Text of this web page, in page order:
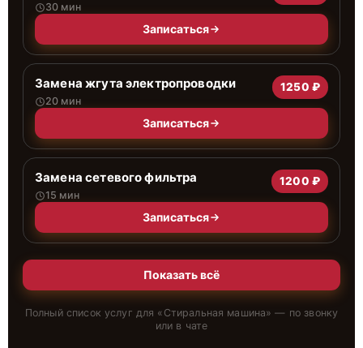
30 мин
Записаться
Замена жгута электропроводки
20 мин
1250 ₽
Записаться
Замена сетевого фильтра
15 мин
1200 ₽
Записаться
Показать всё
Полный список услуг для « Стиральная машина» — по звонку
или в чате